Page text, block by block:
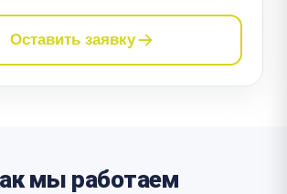
Оставить заявку
мы работаем